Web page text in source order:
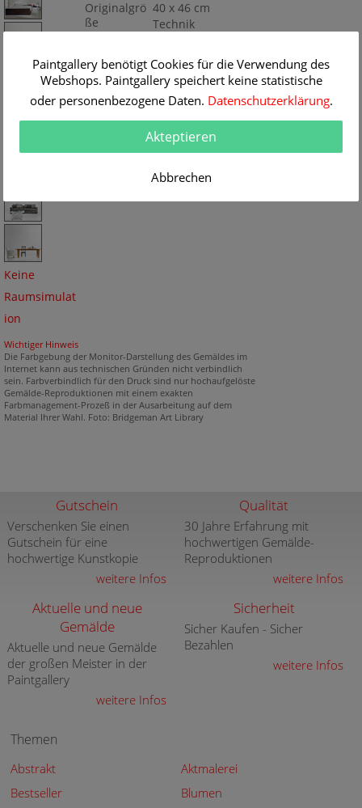
Keine
Raumsimulat
ion
Originalgrö
ße
40 x 46 cm
Technik
BA463057
Wichtiger Hinweis
Die Farbgebung der Monitor-Darstellung des Gemäldes im
Internet kann aus technischen Gründen nicht verbindlich
sein. Farbverbindlich für den Druck sind nur hochaufgelöste
Gemälde-Reproduktionen mit einem exakten
Farbmanagement-Prozeß in der Ausarbeitung auf dem
Material Ihrer Wahl. Foto: Bridgeman Art Library
Gutschein
Verschenken Sie einen
Gutschein für eine
hochwertige Kunstkopie
weitere Infos
Qualität
30 Jahre Erfahrung mit
hochwertigen Gemälde-
Reproduktionen
weitere Infos
Aktuelle und neue
Gemälde
Aktuelle und neue Gemälde
der großen Meister in der
Paintgallery
weitere Infos
Sicherheit
Sicher Kaufen - Sicher
Bezahlen
weitere Infos
Themen
Abstrakt
Aktmalerei
Bestseller
Blumen
Paintgallery benötigt Cookies für die Verwendung des
Webshops. Paintgallery speichert keine statistische
oder personenbezogene Daten. Datenschutzerklärung.
Akteptieren
Abbrechen